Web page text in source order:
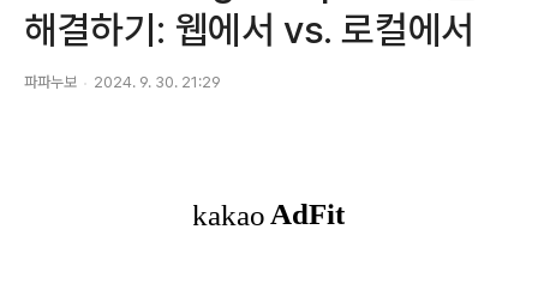
해결하기: 웹에서 vs. 로컬에서
파파누보 2024. 9. 30. 21:29